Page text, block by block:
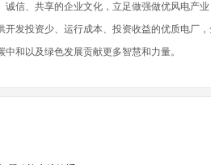
信、共享的企业文化，立足做强做优风电产
发投资少、运行成本、投资收益的优质电厂
和以及绿色发展贡献更多智慧和力量。